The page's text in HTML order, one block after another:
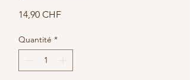
14,90 CHFPrix
Quantité *